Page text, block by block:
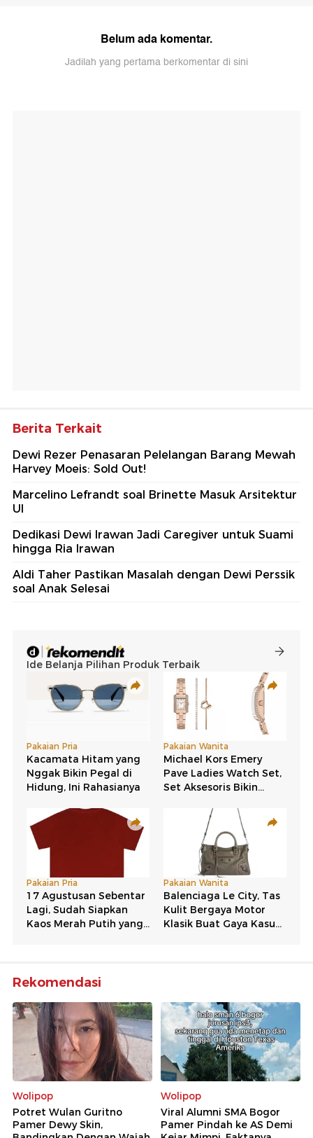
Belum ada komentar.
Jadilah yang pertama berkomentar di sini
Berita Terkait
Dewi Rezer Penasaran Pelelangan Barang Mewah
Harvey Moeis: Sold Out!
Marcelino Lefrandt soal Brinette Masuk Arsitektur
UI
Dedikasi Dewi Irawan Jadi Caregiver untuk Suami
hingga Ria Irawan
Aldi Taher Pastikan Masalah dengan Dewi Perssik
soal Anak Selesai
Rekomendasi
Wolipop
Potret Wulan Guritno
Pamer Dewy Skin,
Wolipop
Viral Alumni SMA Bogor
Pamer Pindah ke AS Demi